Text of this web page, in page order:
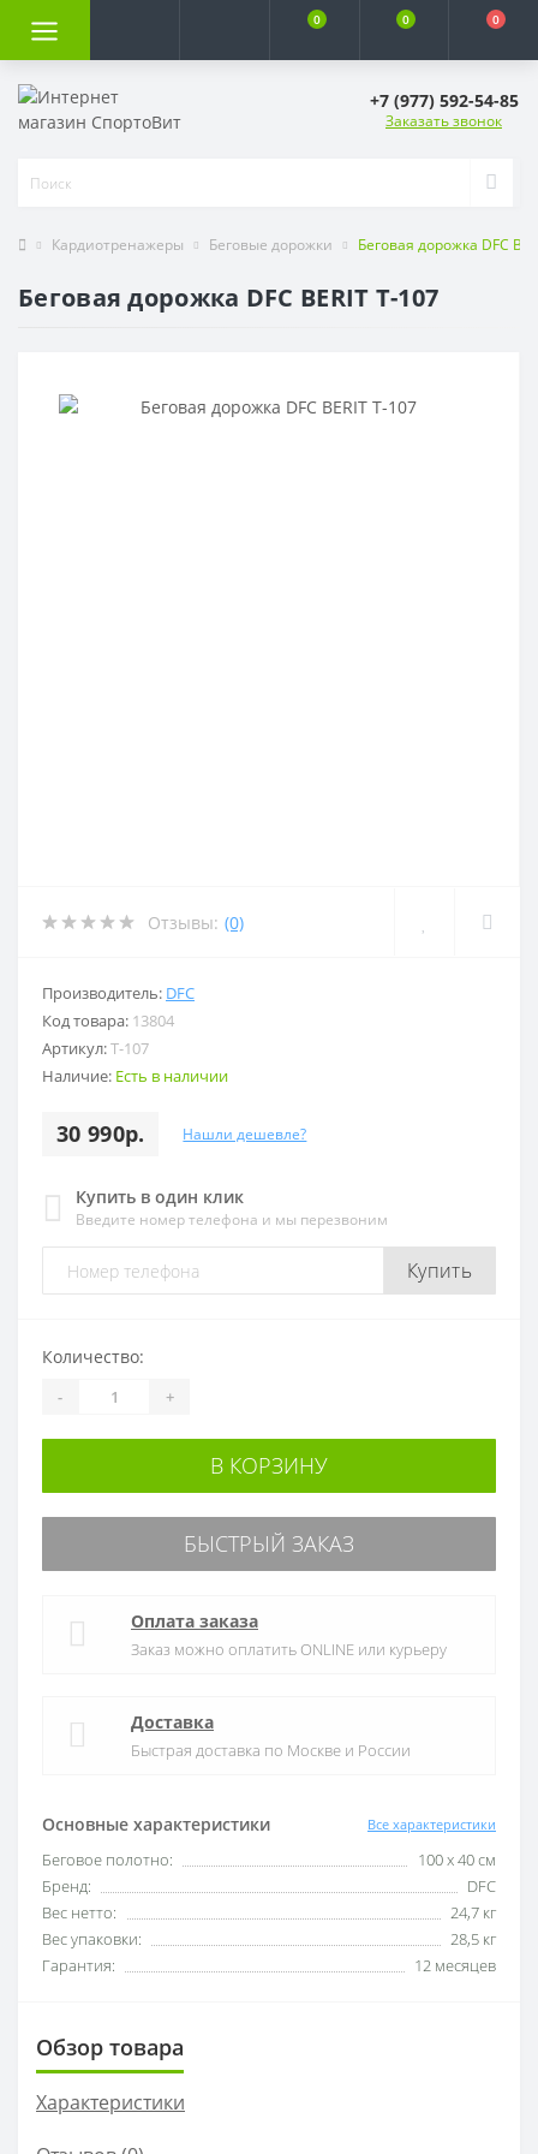
0 0 0
+7 (977) 592-54-85
Заказать звонок
Кардиотренажеры Беговые дорожки Беговая дорожка DFC
Беговая дорожка DFC BERIT T-107
Отзывы: (0)
Производитель: DFC
Код товара: 13804
Артикул:T-107
Наличие: Есть в наличии
30 990р. Нашли дешевле?
Купить в один клик
Введите номер телефона и мы перезвоним
Купить
Основные характеристики Все характеристики
Беговое полотно:
100 х 40 см
Бренд:
DFC
Вес нетто:
24,7 кг
Вес упаковки:
28,5 кг
Гарантия:
12 месяцев
Количество:
- +
В КОРЗИНУ
БЫСТРЫЙ ЗАКАЗ
Оплата заказа
Заказ можно оплатить ONLINE или курьеру
Доставка
Быстрая доставка по Москве и России
Обзор товара
Характеристики